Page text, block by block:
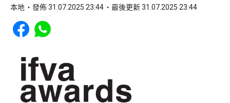
本地 發佈 31.07.2025 23:44 最後更新 31.07.2025 23:44
Share to Facebook
Share to WhatsApp